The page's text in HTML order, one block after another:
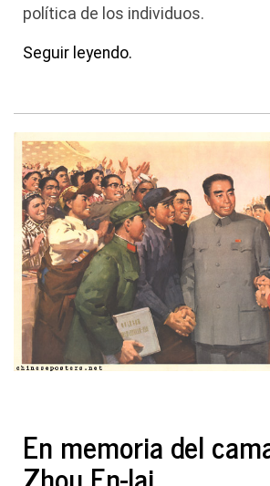
política de los individuos.
Seguir leyendo.
En memoria del